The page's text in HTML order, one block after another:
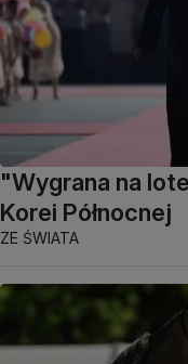
"Wygrana na
Korei Północnej
ZE ŚWIATA